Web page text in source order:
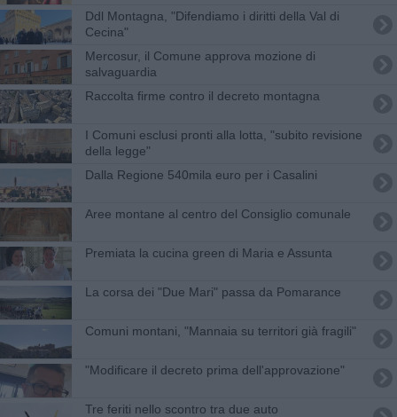
Ddl Montagna, "Difendiamo i diritti della Val di
Cecina"
Mercosur, il Comune approva mozione di
salvaguardia
Raccolta firme contro il decreto montagna
I Comuni esclusi pronti alla lotta, "subito revisione
della legge"
Dalla Regione 540mila euro per i Casalini
Aree montane al centro del Consiglio comunale
Premiata la cucina green di Maria e Assunta
La corsa dei "Due Mari" passa da Pomarance
Comuni montani, "Mannaia su territori già fragili"
"Modificare il decreto prima dell'approvazione"
Tre feriti nello scontro tra due auto